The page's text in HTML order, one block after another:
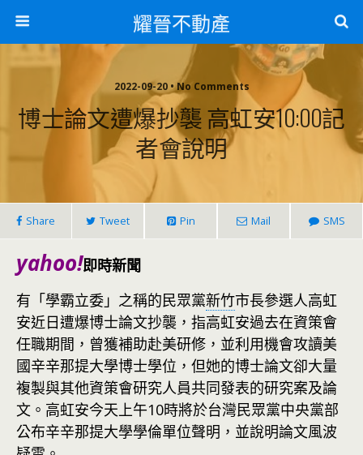
耀晉不動產
2022-09-20 • No Comments
博士論文遭爆抄襲 高虹安10:00記
者會說明
Share Tweet Pin Mail SMS
yahoo!即時新聞
有「學霸立委」之稱的民眾黨新竹市長參選人高虹
安近日遭爆博士論文抄襲，指高虹安過去在資策會
任職期間，曾獲補助赴美研修，並利用機會攻讀美
國辛辛那提大學博士學位，但她的博士論文卻大量
複製與其他資策會研究人員共同發表的研究案及論
文。高虹安今天上午10時將於台灣民眾黨中央黨部
公布辛辛那提大學學倫單位聲明，並說明論文風波